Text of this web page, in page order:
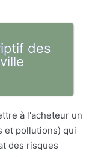
des
à l'acheteur un
et pollutions) qui
des risques